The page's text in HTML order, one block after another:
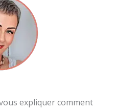
expliquer comment